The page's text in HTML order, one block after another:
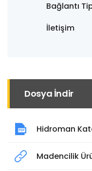
Bağlantı
İletişim
Dosya İndir
Hidroman
Madencilik